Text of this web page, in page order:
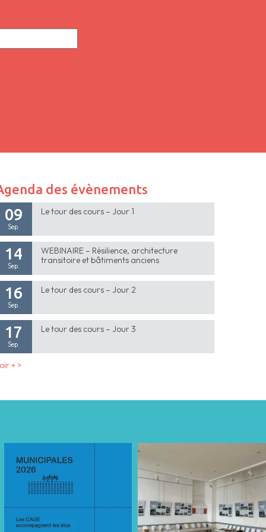
des évènements
09
Sep.
Le tour des cours – Jour 1
14
Sep.
WEBINAIRE – Résilience, architecture
transitoire et bâtiments anciens
16
Sep.
Le tour des cours – Jour 2
17
Sep.
Le tour des cours – Jour 3
+ >